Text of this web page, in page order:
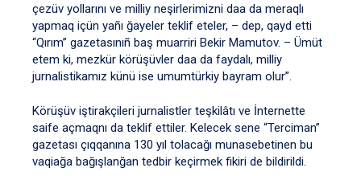
çezüv yollarını ve milliy neşirlerimizni daa da meraqlı
yapmaq içün yañı ğayeler teklif eteler, – dep, qayd etti
“Qırım” gazetasınıñ baş muarriri Bekir Mamutov. – Ümüt
etem ki, mezkür körüşüvler daa da faydalı, milliy
jurnalistikamız künü ise umumtürkiy bayram olur”.
Körüşüv iştirakçileri jurnalistler teşkilâtı ve İnternette
saife açmaqnı da teklif ettiler. Kelecek sene “Terciman”
gazetası çıqqanına 130 yıl tolacağı munasebetinen bu
vaqiağa bağışlanğan tedbir keçirmek fikiri de bildirildi.